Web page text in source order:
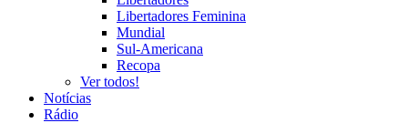
Libertadores Feminina
Mundial
Sul-Americana
Recopa
Ver todos!
Notícias
Rádio